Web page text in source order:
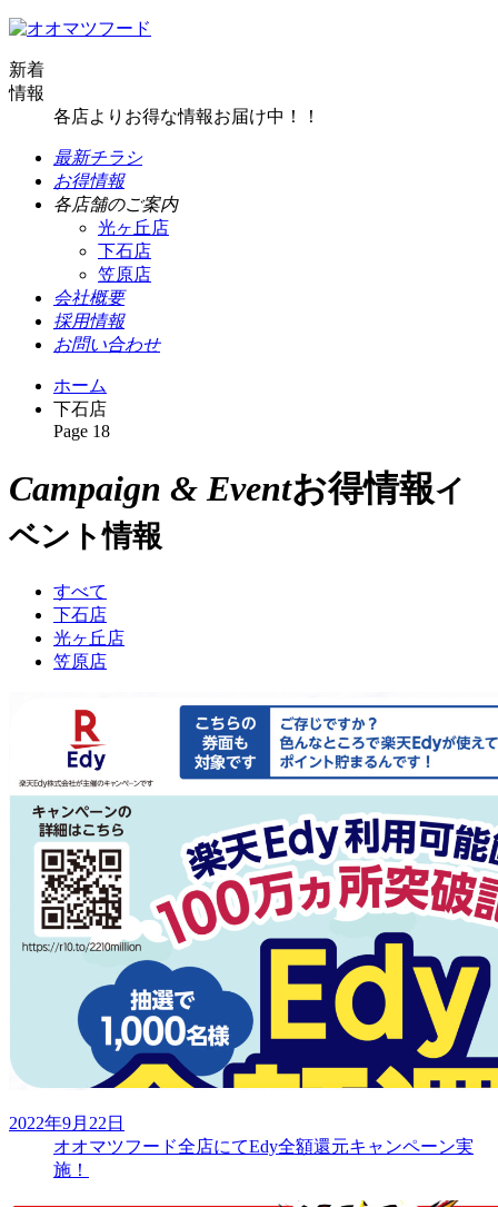
新着
情報
各店よりお得な情報お届け中！！
最新チラシ
お得情報
各店舗のご案内
光ヶ丘店
下石店
笠原店
会社概要
採用情報
お問い合わせ
ホーム
下石店
Page 18
Campaign & Eventお得情報イ
ベント情報
すべて
下石店
光ヶ丘店
笠原店
2022年9月22日
オオマツフード全店にてEdy全額還元キャンペーン実
施！